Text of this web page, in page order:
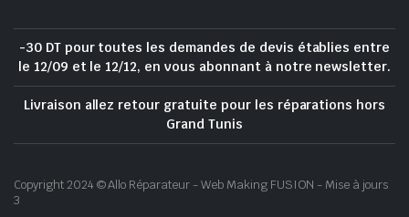
-30 DT pour toutes les demandes de devis établies entre
le 12/09 et le 12/12, en vous abonnant à notre newsletter.
Livraison allez retour gratuite pour les réparations hors
Grand Tunis
Copyright 2024 © Allo Réparateur - Web Making FUSION - Mise à jours
3